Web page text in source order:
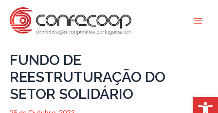
content
FUNDO DE
REESTRUTURAÇÃO DO
SETOR SOLIDÁRIO